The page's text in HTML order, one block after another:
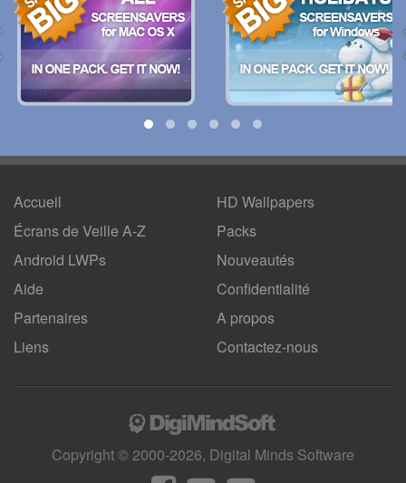
Accueil
Écrans de Veille A-Z
Android LWPs
HD Wallpapers
Packs
Nouveautés
Aide
Partenaires
Liens
Confidentialité
A propos
Contactez-nous
Copyright © 2000-2026, Digital Minds Software